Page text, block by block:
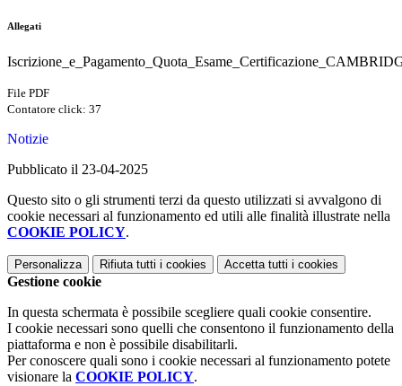
Allegati
File PDF
Contatore click: 37
Notizie
Pubblicato il 23-04-2025
Questo sito o gli strumenti terzi da questo utilizzati si avvalgono di
cookie necessari al funzionamento ed utili alle finalità illustrate nella
COOKIE POLICY.
Personalizza Rifiuta tutti i cookies Accetta tutti i cookies
Gestione cookie
In questa schermata è possibile scegliere quali cookie consentire.
I cookie necessari sono quelli che consentono il funzionamento della
piattaforma e non è possibile disabilitarli.
Per conoscere quali sono i cookie necessari al funzionamento potete
visionare la COOKIE POLICY.